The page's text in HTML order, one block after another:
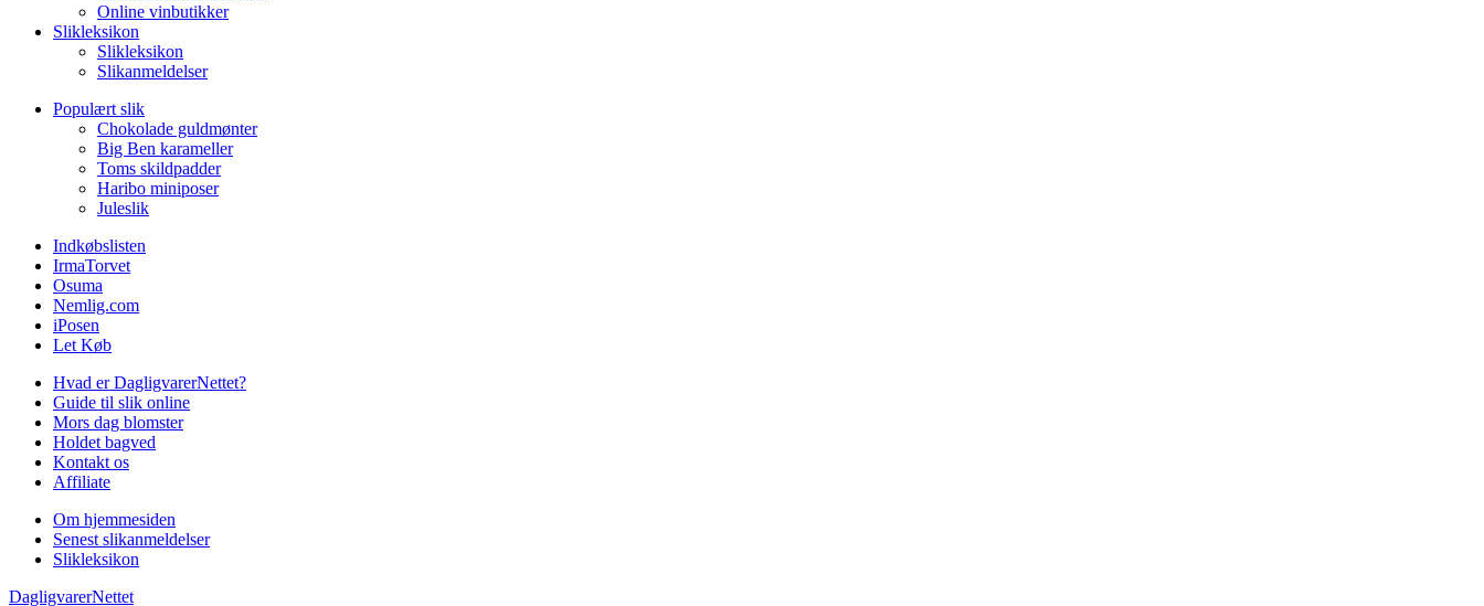
Online vinbutikker
Slikleksikon
Slikleksikon
Slikanmeldelser
Populært slik
Chokolade guldmønter
Big Ben karameller
Toms skildpadder
Haribo miniposer
Juleslik
Indkøbslisten
IrmaTorvet
Osuma
Nemlig.com
iPosen
Let Køb
Hvad er DagligvarerNettet?
Guide til slik online
Mors dag blomster
Holdet bagved
Kontakt os
Affiliate
Om hjemmesiden
Senest slikanmeldelser
Slikleksikon
DagligvarerNettet